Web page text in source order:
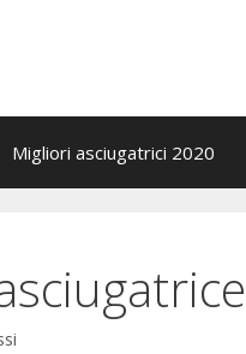
Migliori asciugatrici 2020